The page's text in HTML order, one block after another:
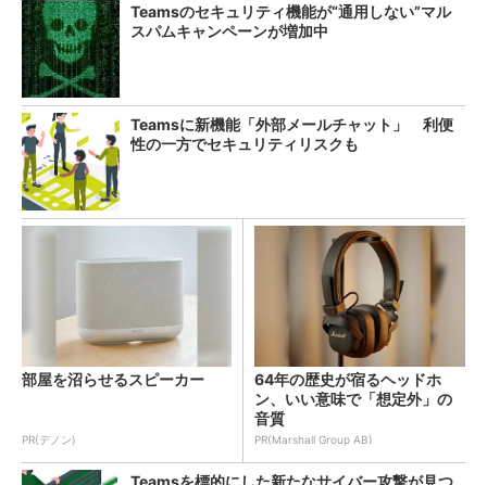
Teamsのセキュリティ機能が“通用しない”マル
スパムキャンペーンが増加中
Teamsに新機能「外部メールチャット」 利便
性の一方でセキュリティリスクも
部屋を沼らせるスピーカー
PR(デノン)
64年の歴史が宿るヘッドホ
ン、いい意味で「想定外」の
音質
PR(Marshall Group AB)
Teamsを標的にした新たなサイバー攻撃が見つ